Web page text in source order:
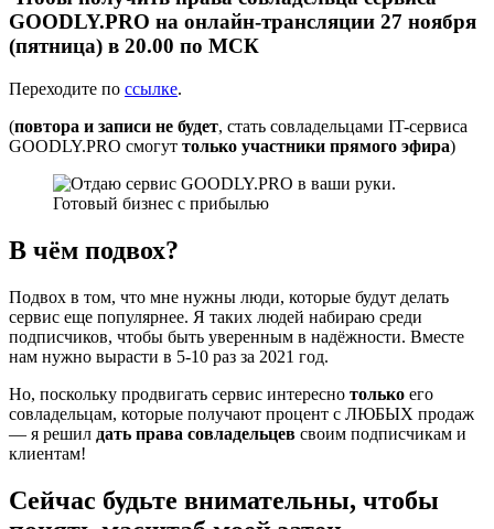
GOODLY.PRO на онлайн-трансляции 27 ноября
(пятница) в 20.00 по МСК
Переходите по ссылке.
(повтора и записи не будет, стать совладельцами IT-сервиса
GOODLY.PRO смогут только участники прямого эфира)
В чём подвох?
Подвох в том, что мне нужны люди, которые будут делать
сервис еще популярнее. Я таких людей набираю среди
подписчиков, чтобы быть уверенным в надёжности. Вместе
нам нужно вырасти в 5-10 раз за 2021 год.
Но, поскольку продвигать сервис интересно только его
совладельцам, которые получают процент с ЛЮБЫХ продаж
— я решил дать права совладельцев своим подписчикам и
клиентам!
Сейчас будьте внимательны, чтобы